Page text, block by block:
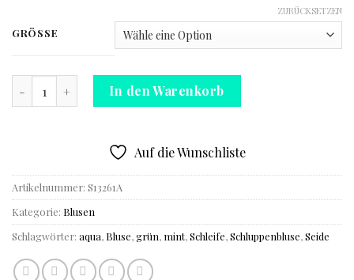
GRÖSSE
ZURÜCKSETZEN
Bluse mit bezaubernder Schleife Menge
In den Warenkorb
Auf die Wunschliste
Artikelnummer: S13261A
Kategorie: Blusen
Schlagwörter: aqua, Bluse,grün, mint,Schleife,Schluppenbluse,Seide